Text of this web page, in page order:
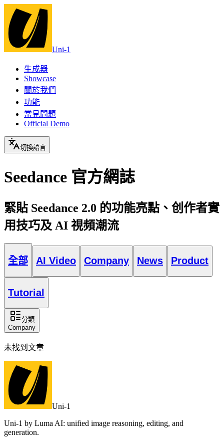
Uni-1
生成器
Showcase
關於我們
功能
常見問題
Official Demo
切換語言
Seedance 官方網誌
緊貼 Seedance 2.0 的功能亮點、创作者實
用技巧及 AI 視頻潮流
全部 AI Video Company News Product
Tutorial
分類
Company
未找到文章
Uni-1
Uni-1 by Luma AI: unified image reasoning, editing, and
generation.